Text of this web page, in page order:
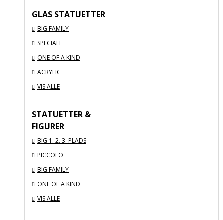
GLAS STATUETTER
BIG FAMILY
SPECIALE
ONE OF A KIND
ACRYLIC
VIS ALLE
STATUETTER &
FIGURER
BIG 1. 2. 3. PLADS
PICCOLO
BIG FAMILY
ONE OF A KIND
VIS ALLE